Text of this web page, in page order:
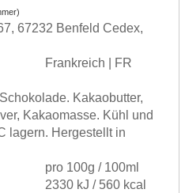
67232 Benfeld Cedex,
Frankreich | FR
Kakaobutter,
Kakaomasse. Kühl und
lagern. Hergestellt in
pro 100g / 100ml
2330 kJ / 560 kcal